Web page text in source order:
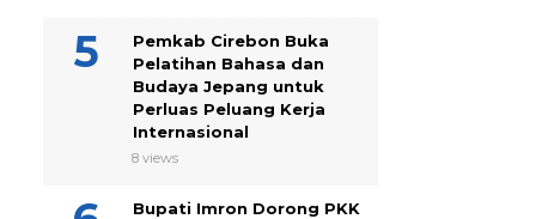
Pemkab Cirebon Buka
Pelatihan Bahasa dan
Budaya Jepang untuk
Perluas Peluang Kerja
Internasional
8 views
Bupati Imron Dorong PKK